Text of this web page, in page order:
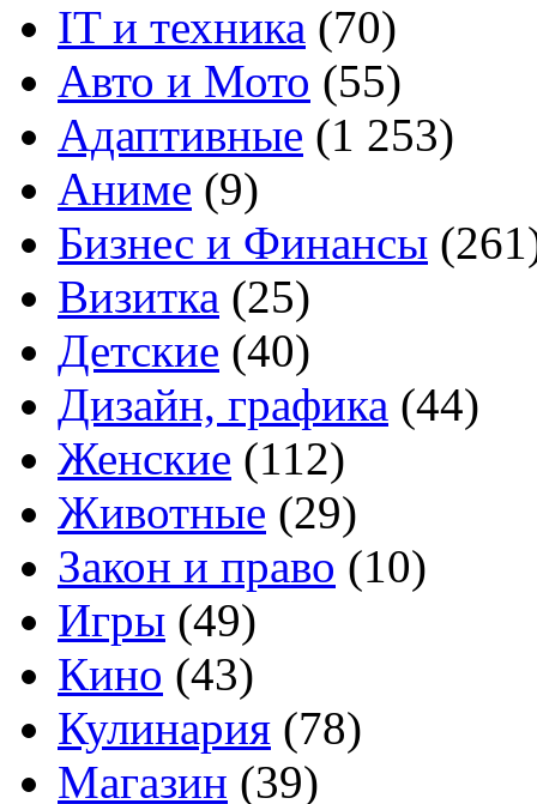
IT и техника (70)
Авто и Мото (55)
Адаптивные (1 253)
Аниме (9)
Бизнес и Финансы
Визитка (25)
Детские (40)
Дизайн, графика (44)
Женские (112)
Животные (29)
Закон и право (10)
Игры (49)
Кино (43)
Кулинария (78)
Магазин (39)